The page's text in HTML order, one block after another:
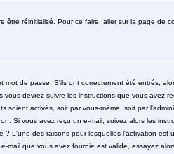
réinitialisé. Pour ce faire, aller sur la page de
de passe. S'ils ont correctement été entrés,
devrez suivre les instructions que vous avez
soient activés, soit par vous-même, soit par
Si vous avez reçu un e-mail, suivez alors les
L'une des raisons pour lesquelles l'activation est
que vous avez fournie est valide, essayez